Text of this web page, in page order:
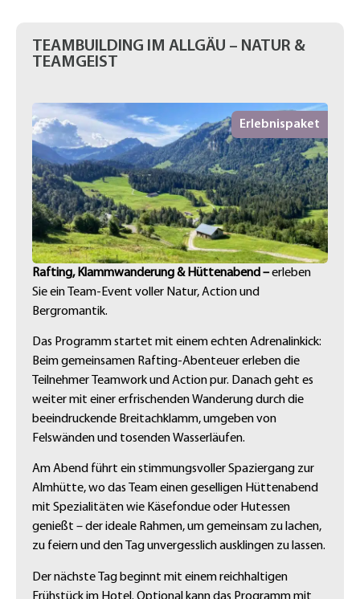
TEAMBUILDING IM ALLGÄU – NATUR &
TEAMGEIST
Erlebnispaket
Rafting, Klammwanderung & Hüttenabend –erleben
Sie ein Team-Event voller Natur, Action und
Bergromantik.
Das Programm startet mit einem echten Adrenalinkick:
Beim gemeinsamen Rafting-Abenteuer erleben die
Teilnehmer Teamwork und Action pur. Danach geht es
weiter mit einer erfrischenden Wanderung durch die
beeindruckende Breitachklamm, umgeben von
Felswänden und tosenden Wasserläufen.
Am Abend führt ein stimmungsvoller Spaziergang zur
Almhütte, wo das Team einen geselligen Hüttenabend
mit Spezialitäten wie Käsefondue oder Hutessen
genießt – der ideale Rahmen, um gemeinsam zu lachen,
zu feiern und den Tag unvergesslich ausklingen zu lassen.
Der nächste Tag beginnt mit einem reichhaltigen
Frühstück im Hotel. Optional kann das Programm mit